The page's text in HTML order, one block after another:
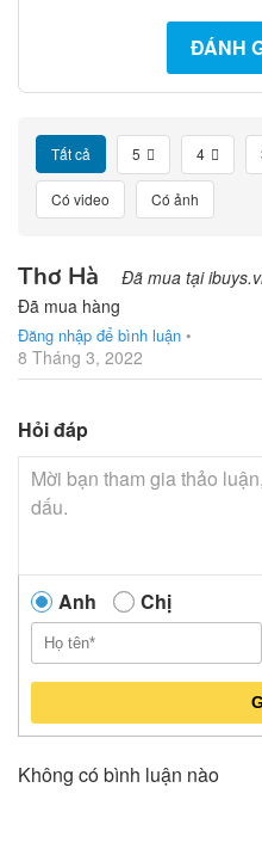
ĐÁNH
Tất cả 5 4
Có video Có ảnh
Thơ Hà Đã mua tại
Đã mua hàng
Đăng nhập để bình luận •
8 Tháng 3, 2022
Hỏi đáp
Anh Chị
Không có bình luận nào